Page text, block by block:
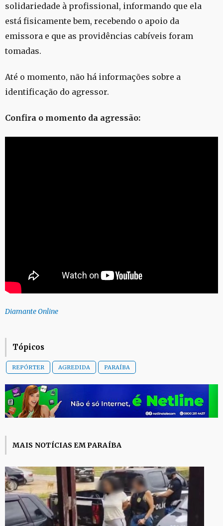
solidariedade à profissional, informando que ela
está fisicamente bem, recebendo o apoio da
emissora e que as providências cabíveis foram
tomadas.
Até o momento, não há informações sobre a
identificação do agressor.
Confira o momento da agressão:
Diamante Online
Tópicos
REPÓRTER AGREDIDA PARAÍBA
MAIS NOTÍCIAS EM PARAÍBA